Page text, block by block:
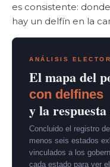
es consistente:
hay un delfín en la
ANÁLISIS
El mapa del
con delfines
y la
Concluido el registro
menos seis estados
vinculados a los
cada estado para ver